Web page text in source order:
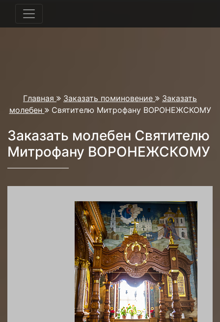
Главная Заказать поминовение
Заказать
молебен
Святителю Митрофану ВОРОНЕЖСКОМУ
Заказать молебен Святителю
Митрофану ВОРОНЕЖСКОМУ